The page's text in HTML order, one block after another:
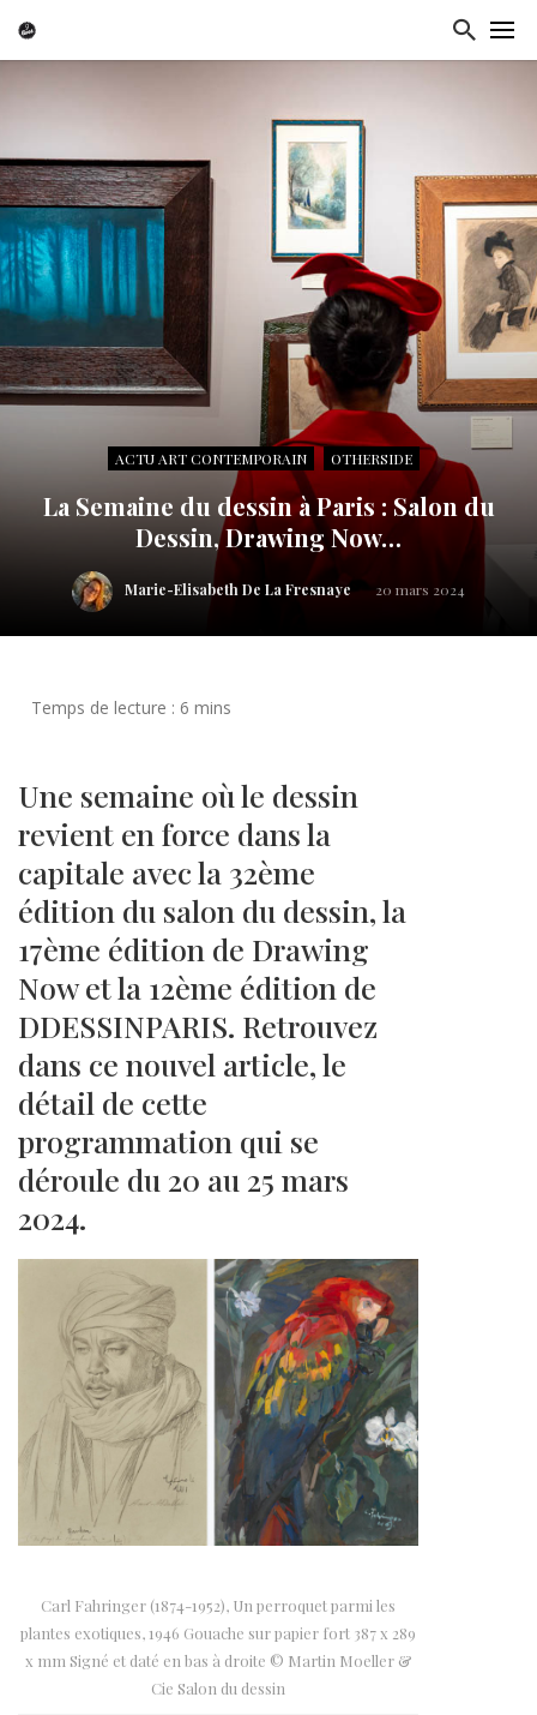
ACTU ART CONTEMPORAIN OTHERSIDE
La Semaine du dessin à Paris : Salon du
Dessin, Drawing Now…
Marie-Elisabeth De La Fresnaye 20 mars 2024
Une semaine où le dessin
revient en force dans la
capitale avec la 32ème
édition du salon du dessin, la
17ème édition de Drawing
Now et la 12ème édition de
DDESSINPARIS. Retrouvez
dans ce nouvel article, le
détail de cette
programmation qui se
déroule du 20 au 25 mars
2024.
Carl Fahringer (1874-1952), Un perroquet parmi les
plantes exotiques, 1946 Gouache sur papier fort 387 x 289
x mm Signé et daté en bas à droite © Martin Moeller &
Cie Salon du dessin